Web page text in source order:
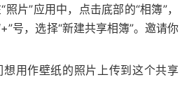
照片”应用中，点击底部的“相簿”，
号，选择“新建共享相簿”。邀请你
想用作壁纸的照片上传到这个共享